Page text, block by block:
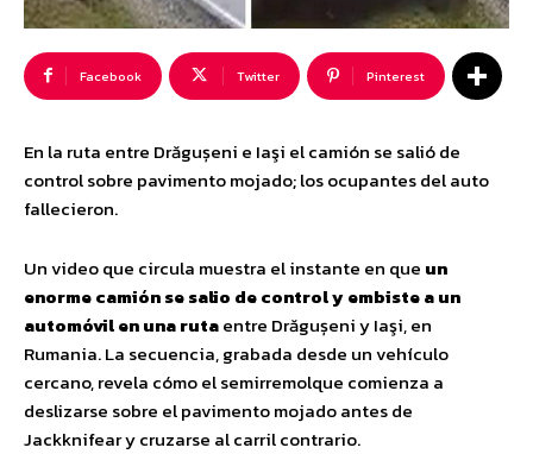
Facebook Twitter Pinterest
En la ruta entre Drăgușeni e Iaşi el camión se salió de
control sobre pavimento mojado; los ocupantes del auto
fallecieron.
Un video que circula muestra el instante en que un
enorme camión se salio de control y embiste a un
automóvil en una rutaentre Drăgușeni y Iaşi, en
Rumania. La secuencia, grabada desde un vehículo
cercano, revela cómo el semirremolque comienza a
deslizarse sobre el pavimento mojado antes de
Jackknifear y cruzarse al carril contrario.